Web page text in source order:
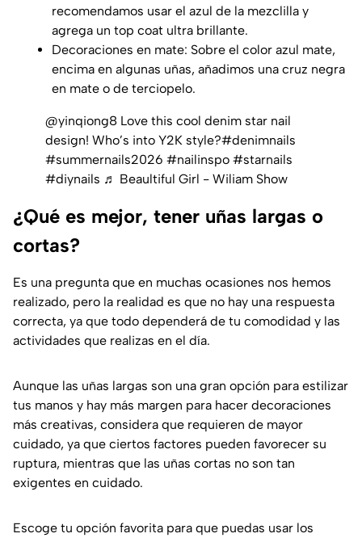
recomendamos usar el azul de la mezclilla y
agrega un top coat ultra brillante.
Decoraciones en mate: Sobre el color azul mate,
encima en algunas uñas, añadimos una cruz negra
en mate o de terciopelo.
@yinqiong8 Love this cool denim star nail
design! Who’s into Y2K style?#denimnails
#summernails2026 #nailinspo #starnails
#diynails ♬ Beaultiful Girl - Wiliam Show
¿Qué es mejor, tener uñas largas o
cortas?
Es una pregunta que en muchas ocasiones nos hemos
realizado, pero la realidad es que no hay una respuesta
correcta, ya que todo dependerá de tu comodidad y las
actividades que realizas en el día.
Aunque las uñas largas son una gran opción para estilizar
tus manos y hay más margen para hacer decoraciones
más creativas, considera que requieren de mayor
cuidado, ya que ciertos factores pueden favorecer su
ruptura, mientras que las uñas cortas no son tan
exigentes en cuidado.
Escoge tu opción favorita para que puedas usar los